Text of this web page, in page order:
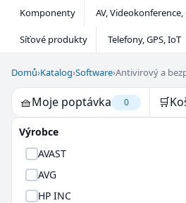
Komponenty AV,
Síťové produkty Telefony, GPS, IoT
Domů›Katalog›Software›Antivirový a
🧺Moje poptávka 0 🛒
Výrobce
AVAST
AVG
HP INC